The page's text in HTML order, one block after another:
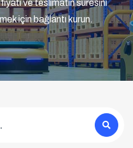
ve teslimatın süresini
için bağlantı kurun.